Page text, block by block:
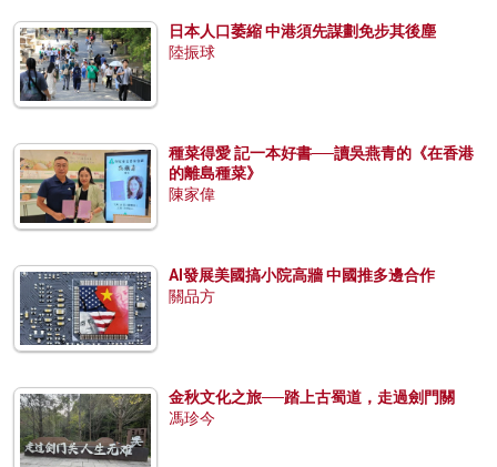
日本人口萎縮 中港須先謀劃免步其後塵
陸振球
種菜得愛 記一本好書──讀吳燕青的《在香港
的離島種菜》
陳家偉
AI發展美國搞小院高牆 中國推多邊合作
關品方
金秋文化之旅──踏上古蜀道，走過劍門關
馮珍今